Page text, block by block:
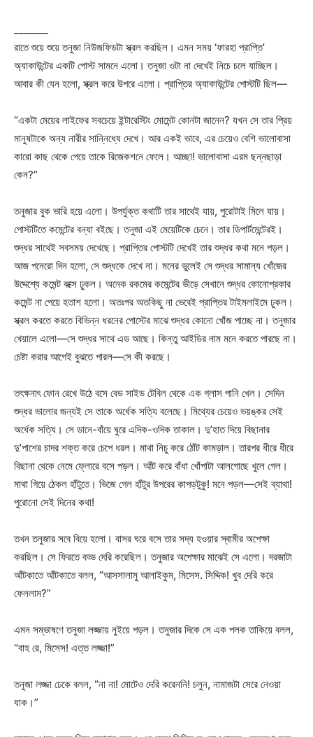
রাতে শুয়ে শুয়ে তনুজা নিউজফিডটা স্ক্রল করছিল। এমন সময় ‘ফারহা প্রাপ্তি’
অ্যাকাউন্টের একটি পোস্ট সামনে এলো। তনুজা ওটা না দেখেই নিচে চলে যাচ্ছিল।
আবার কী যেন হলো, স্ক্রল করে উপরে এলো। প্রাপ্তির অ্যাকাউন্টের পোস্টটি ছিল—
“একটা মেয়ের লাইফের সবচেয়ে ইন্টারেস্টিং মোমেন্ট কোনটা জানেন? যখন সে তার প্রিয়
মানুষটাকে অন্য নারীর সান্নিধ্যে দেখে। আর একই ভাবে, এর চেয়েও বেশি ভালোবাসা
কারো কাছ থেকে পেয়ে তাকে রিজেকশনে ফেলে। আচ্ছা! ভালোবাসা এরম ছন্নছাড়া
কেন?”
তনুজার বুক ভারি হয়ে এলো। উপর্যুক্ত কথাটি তার সাথেই যায়, পুরোটাই মিলে যায়।
পোস্টটিতে কমেন্টের বন্যা বইছে। তনুজা এই মেয়েটিকে চেনে। তার ডিপার্টমেন্টেরই।
শুদ্ধর সাথেই সবসময় দেখেছে। প্রাপ্তির পোস্টটি দেখেই তার শুদ্ধর কথা মনে পড়ল।
আজ পনেরো দিন হলো, সে শুদ্ধকে দেখে না। মনের ভুলেই সে শুদ্ধর সামান্য খোঁজের
উদ্দেশ্যে কমেন্ট বক্সে ঢুকল। অনেক রকমের কমেন্টের ভীড়ে সেখানে শুদ্ধর কোনোপ্রকার
কমেন্ট না পেয়ে হতাশ হলো। অতঃপর অতকিছু না ভেবেই প্রাপ্তির টাইমলাইমে ঢুকল।
স্ক্রল করতে করতে বিভিন্ন ধরনের পোস্টের মাঝে শুদ্ধর কোনো খোঁজ পাচ্ছে না। তনুজার
খেয়ালে এলো—সে শুদ্ধর সাথে এড আছে। কিন্তু আইডির নাম মনে করতে পারছে না।
চেষ্টা করার আগেই বুঝতে পারল—সে কী করছে।
তৎক্ষনাৎ ফোন রেখে উঠে বসে বেড সাইড টেবিল থেকে এক গ্লাস পানি খেল। সেদিন
শুদ্ধর ভালোর জন্যই সে তাকে অর্ধেক সত্যি বলেছে। মিথ্যের চেয়েও ভয়ঙ্কর সেই
অর্ধেক সত্যি। সে ডানে-বাঁয়ে ঘুরে এদিক-ওদিক তাকাল। দু’হাত দিয়ে বিছানার
দু’পাশের চাদর শক্ত করে চেপে ধরল। মাথা নিচু করে ঠোঁট কামড়াল। তারপর ধীরে ধীরে
বিছানা থেকে নেমে ফ্লোরে বসে পড়ল। আঁট করে বাঁধা খোঁপাটা আলগোছে খুলে গেল।
মাথা গিয়ে ঠেকল হাঁটুতে। ভিজে গেল হাঁটুর উপরের কাপড়টুকু! মনে পড়ল—সেই ব্যাথা!
পুরোনো সেই দিনের কথা!
তখন তনুজার সবে বিয়ে হলো। বাসর ঘরে বসে তার সদ্য হওয়ার স্বামীর অপেক্ষা
করছিল। সে ফিরতে বড্ড দেরি করেছিল। তনুজার অপেক্ষার মাঝেই সে এলো। দরজাটা
আঁটকাতে আঁটকাতে বলল, “আসসালামু আলাইকুম, মিসেস. সিদ্দিক! খুব দেরি করে
ফেললাম?”
এমন সম্ভাষণে তনুজা লজ্জায় নুইয়ে পড়ল। তনুজার দিকে সে এক পলক তাকিয়ে বলল,
“বাহ রে, মিসেস! এত্ত লজ্জা!”
তনুজা লজ্জা ঢেকে বলল, “না না! মোটেও দেরি করেননি! চলুন, নামাজটা সেরে নেওয়া
যাক।”